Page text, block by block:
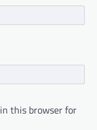
this browser for